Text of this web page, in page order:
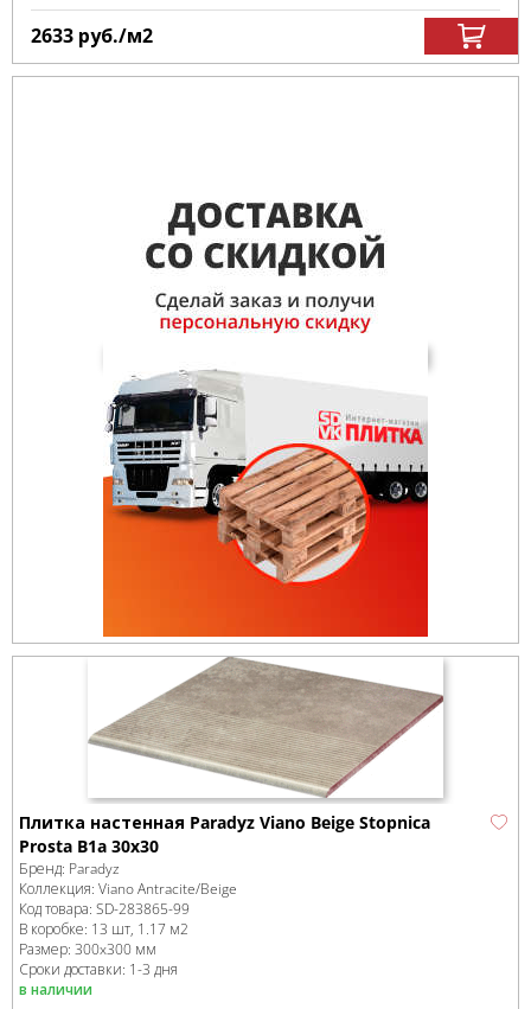
2633 руб./м2
Плитка настенная Paradyz Viano Beige Stopnica
Prosta B1a 30x30
Бренд: Paradyz
Коллекция: Viano Antracite/Beige
Код товара: SD-283865-99
В коробке: 13 шт, 1.17 м2
Размер: 300x300 мм
Сроки доставки: 1-3 дня
в наличии